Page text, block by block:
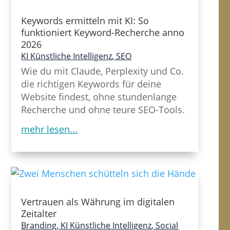
Keywords ermitteln mit KI: So
funktioniert Keyword-Recherche anno
2026
KI Künstliche Intelligenz,SEO
Wie du mit Claude, Perplexity und Co.
die richtigen Keywords für deine
Website findest, ohne stundenlange
Recherche und ohne teure SEO-Tools.
mehr lesen...
Vertrauen als Währung im digitalen
Zeitalter
Branding, KI Künstliche Intelligenz,Social